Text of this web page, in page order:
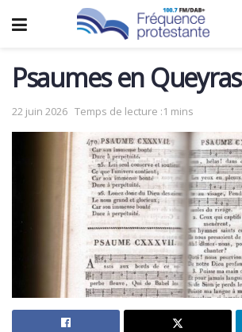
Psaumes en Queyras
22 juin 2026 Temps de lecture :1 mins